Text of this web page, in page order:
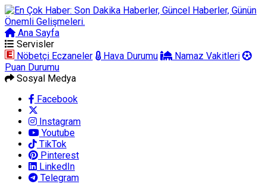
Ana Sayfa
Servisler
Nöbetçi Eczaneler
Hava Durumu
Namaz Vakitleri
Puan Durumu
Sosyal Medya
Facebook
Instagram
Youtube
TikTok
Pinterest
LinkedIn
Telegram